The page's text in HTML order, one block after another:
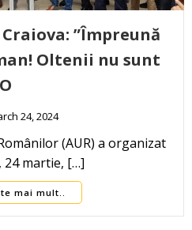
”Împreună
Oltenii nu sunt
24, 2024
(AUR) a organizat
24 martie, […]
mai mult..